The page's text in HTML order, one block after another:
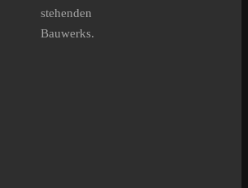
stehenden
Bauwerks.